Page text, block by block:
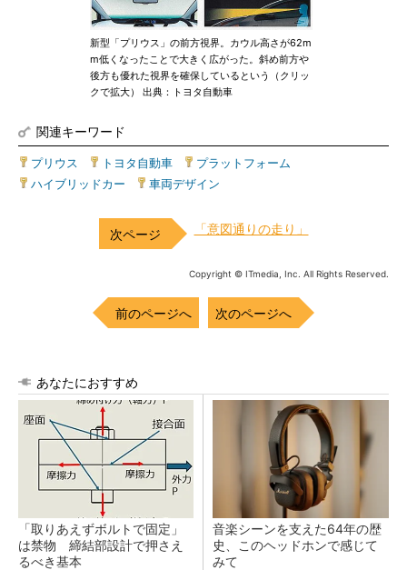
新型「プリウス」の前方視界。カウル高さが62m
m低くなったことで大きく広がった。斜め前方や
後方も優れた視界を確保しているという（クリッ
クで拡大） 出典：トヨタ自動車
関連キーワード
プリウス トヨタ自動車 プラットフォーム
ハイブリッドカー
車両デザイン
「意図通りの走り」
Copyright © ITmedia, Inc. All Rights Reserved.
前のページへ 次のページへ
あなたにおすすめ
「取りあえずボルトで固定」
は禁物 締結部設計で押さえ
るべき基本
音楽シーンを支えた64年の歴
史、このヘッドホンで感じて
みて